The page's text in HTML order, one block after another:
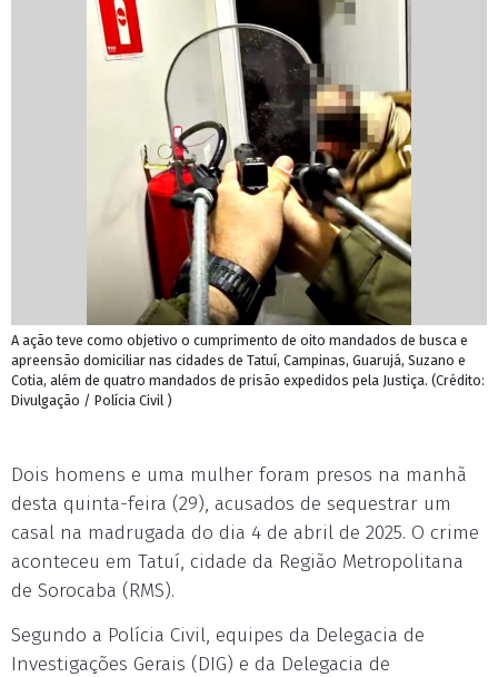
A ação teve como objetivo o cumprimento de oito mandados de busca e
apreensão domiciliar nas cidades de Tatuí, Campinas, Guarujá, Suzano e
Cotia, além de quatro mandados de prisão expedidos pela Justiça. (Crédito:
Divulgação / Polícia Civil )
Dois homens e uma mulher foram presos na manhã
desta quinta-feira (29), acusados de sequestrar um
casal na madrugada do dia 4 de abril de 2025. O crime
aconteceu em Tatuí, cidade da Região Metropolitana
de Sorocaba (RMS).
Segundo a Polícia Civil, equipes da Delegacia de
Investigações Gerais (DIG) e da Delegacia de